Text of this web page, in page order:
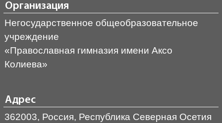
Организация
Негосударственное общеобразовательное
учреждение
«Православная гимназия имени Аксо
Колиева»
Адрес
362003, Россия, Республика Северная Осетия